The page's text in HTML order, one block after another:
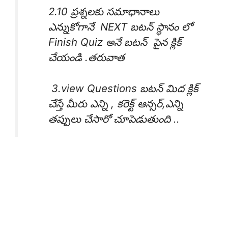
2.10 ప్రశ్నలకు సమాధానాలు
ఎన్నుకోగానే NEXT బటన్ స్థానం లో
Finish Quiz అనే బటన్ పైన క్లిక్
చేయండి .తరువాత
3.view Questions బటన్ మిద క్లిక్
చేస్తే మీరు ఎన్ని , కరెక్ట్ ఆన్సర్,ఎన్ని
తప్పులు చేసారో చూపెడుతుంది ..